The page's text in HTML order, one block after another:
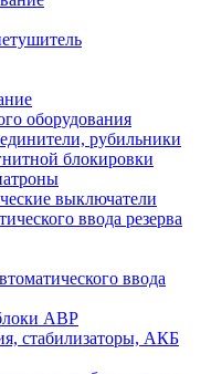
оборудования
рубильники
блокировки
выключатели
ввода резерва
ввода
АВР
стабилизаторы, АКБ